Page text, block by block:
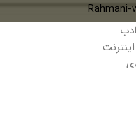
Rahmani-